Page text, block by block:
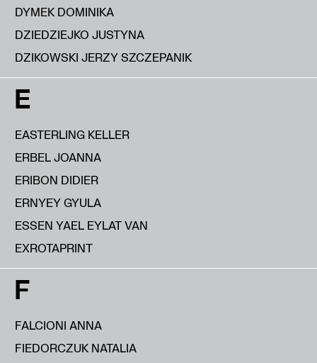
DYMEK DOMINIKA
DZIEDZIEJKO JUSTYNA
DZIKOWSKI JERZY SZCZEPANIK
E
EASTERLING KELLER
ERBEL JOANNA
ERIBON DIDIER
ERNYEY GYULA
ESSEN YAEL EYLAT VAN
EXROTAPRINT
F
FALCIONI ANNA
FIEDORCZUK NATALIA